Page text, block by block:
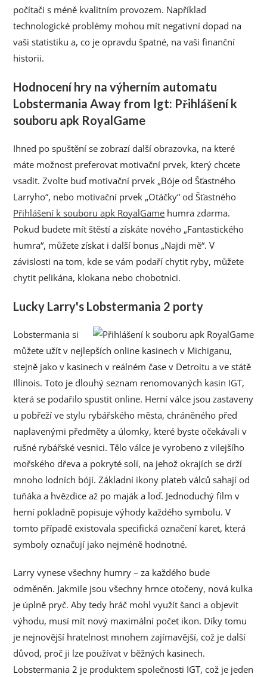
počítači s méně kvalitním provozem. Například
technologické problémy mohou mít negativní dopad na
vaši statistiku a, co je opravdu špatné, na vaši finanční
historii.
Hodnocení hry na výherním automatu
Lobstermania Away from Igt: Přihlášení k
souboru apk RoyalGame
Ihned po spuštění se zobrazí další obrazovka, na které
máte možnost preferovat motivační prvek, který chcete
vsadit. Zvolte buď motivační prvek „Bóje od Šťastného
Larryho“, nebo motivační prvek „Otáčky“ od Šťastného
Přihlášení k souboru apk RoyalGame humra zdarma.
Pokud budete mít štěstí a získáte nového „Fantastického
humra“, můžete získat i další bonus „Najdi mě“. V
závislosti na tom, kde se vám podaří chytit ryby, můžete
chytit pelikána, klokana nebo chobotnici.
Lucky Larry's Lobstermania 2 porty
Lobstermania si
můžete užít v nejlepších online kasinech v Michiganu,
stejně jako v kasinech v reálném čase v Detroitu a ve státě
Illinois. Toto je dlouhý seznam renomovaných kasin IGT,
která se podařilo spustit online. Herní válce jsou zastaveny
u pobřeží ve stylu rybářského města, chráněného před
naplavenými předměty a úlomky, které byste očekávali v
rušné rybářské vesnici. Tělo válce je vyrobeno z vilejšího
mořského dřeva a pokryté solí, na jehož okrajích se drží
mnoho lodních bójí. Základní ikony plateb válců sahají od
tuňáka a hvězdice až po maják a loď. Jednoduchý film v
herní pokladně popisuje výhody každého symbolu. V
tomto případě existovala specifická označení karet, která
symboly označují jako nejméně hodnotné.
Larry vynese všechny humry – za každého bude
odměněn. Jakmile jsou všechny hrnce otočeny, nová kulka
je úplně pryč. Aby tedy hráč mohl využít šanci a objevit
výhodu, musí mít nový maximální počet ikon. Díky tomu
je nejnovější hratelnost mnohem zajímavější, což je další
důvod, proč ji lze používat v běžných kasinech.
Lobstermania 2 je produktem společnosti IGT, což je jeden